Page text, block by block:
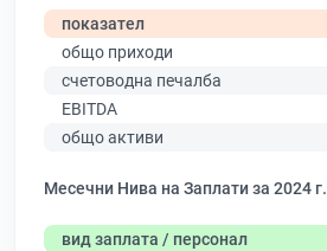
показател
общо приходи
счетоводна печалба
EBITDA
общо активи
Месечни Нива на Заплати за 2024 г.
вид заплата / персонал